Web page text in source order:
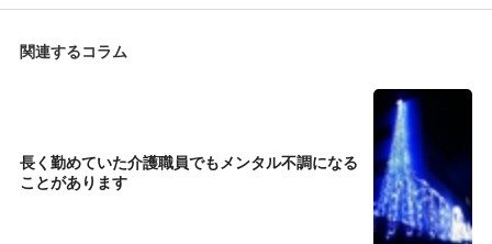
関連するコラム
長く勤めていた介護職員でもメンタル不調になる
ことがあります